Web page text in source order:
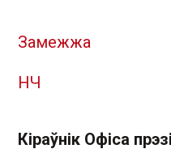
Замежжа
НЧ
Кіраўнік Офіса